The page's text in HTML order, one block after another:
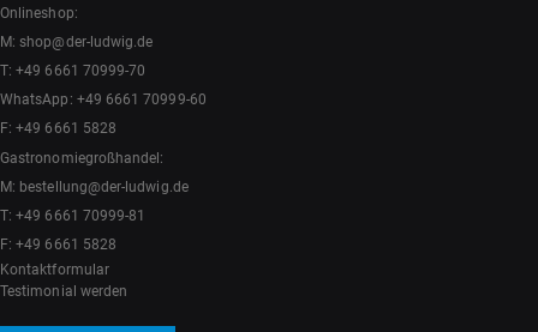
Onlineshop:
M:shop@der-ludwig.de
T:+49 6661 70999-70
WhatsApp: +49 6661 70999-60
F: +49 6661 5828
Gastronomiegroßhandel:
M: bestellung@der-ludwig.de
T:+49 6661 70999-81
F: +49 6661 5828
Kontaktformular
Testimonial werden